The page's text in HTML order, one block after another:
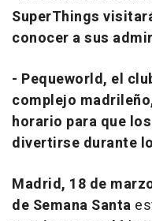
SuperThings
conocer a sus
- Pequeworld, el
complejo
horario para que
divertirse durante
Madrid, 18 de
de Semana Santa